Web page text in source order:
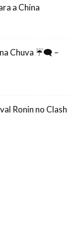
a China
Chuva ☔🗨️ –
Ronin no Clash